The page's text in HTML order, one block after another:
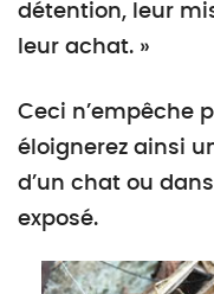
détention, leur
leur achat. »
Ceci n’empêche
éloignerez ainsi
d’un chat ou
exposé.